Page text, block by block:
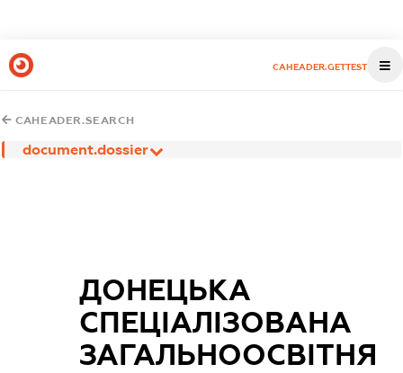
CAHEADER.GETTEST
CAHEADER.SEARCH
document.dossier
ДОНЕЦЬКА
СПЕЦІАЛІЗОВАНА
ЗАГАЛЬНООСВІТНЯ